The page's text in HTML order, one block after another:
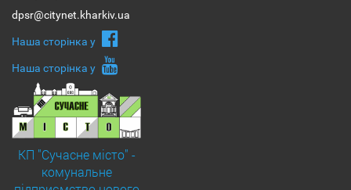
dpsr@citynet.kharkiv.ua
Наша сторiнка у
Наша сторiнка у
КП "Сучасне місто" -
комунальне